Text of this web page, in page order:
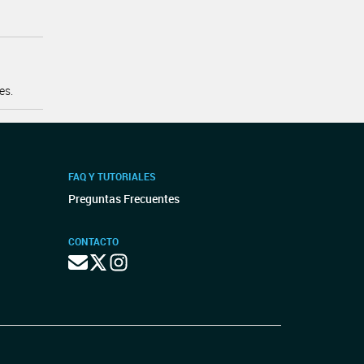
FAQ Y TUTORIALES
Preguntas Frecuentes
CONTACTO